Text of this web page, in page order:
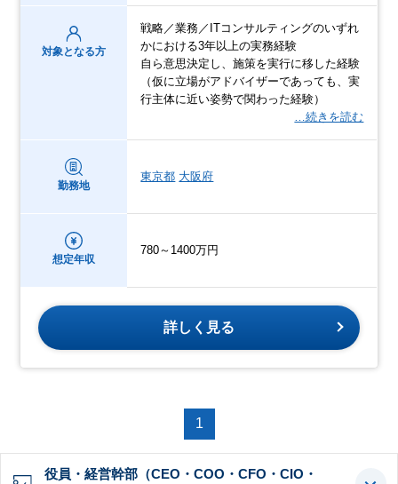
対象となる方
戦略／業務／ITコンサルティングのいずれ
かにおける3年以上の実務経験
自ら意思決定し、施策を実行に移した経験
（仮に立場がアドバイザーであっても、実
行主体に近い姿勢で関わった経験）
…続きを読む
勤務地
東京都 大阪府
想定年収
780～1400万円
詳しく見る
1
役員・経営幹部（CEO・COO・CFO・CIO・